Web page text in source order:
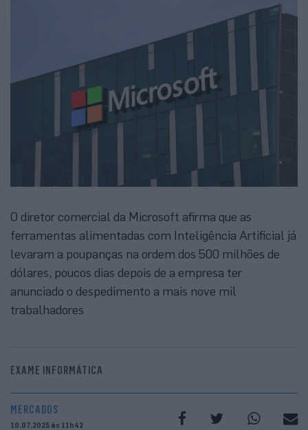
O diretor comercial da Microsoft afirma que as
ferramentas alimentadas com Inteligência Artificial já
levaram a poupanças na ordem dos 500 milhões de
dólares, poucos dias depois de a empresa ter
anunciado o despedimento a mais nove mil
trabalhadores
EXAME INFORMÁTICA
MERCADOS
10.07.2025 às 11h42